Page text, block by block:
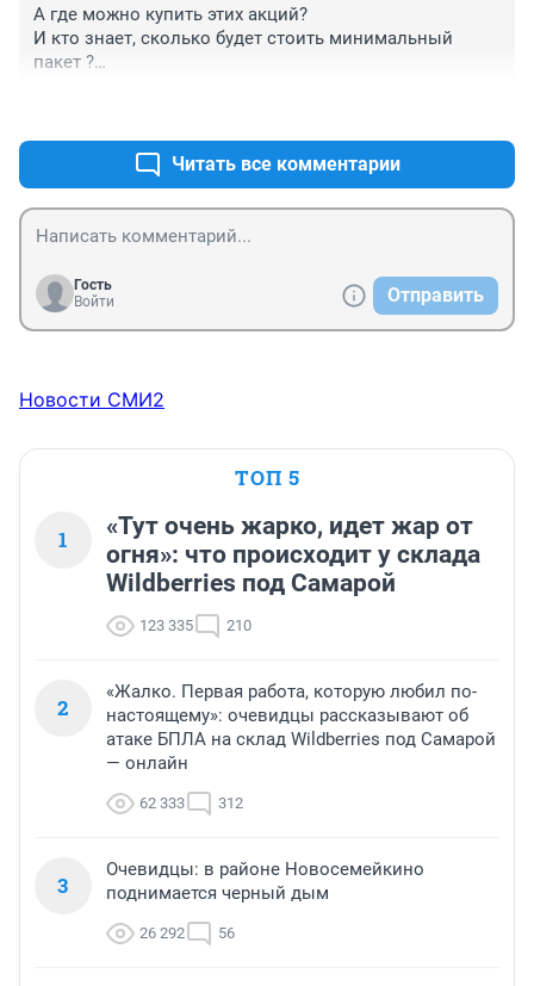
А где можно купить этих акций?
И кто знает, сколько будет стоить минимальный
пакет ?
Читать все комментарии
Гость
Войти
Отправить
Новости СМИ2
ТОП 5
1
«Тут очень жарко, идет жар от
огня»: что происходит у склада
Wildberries под Самарой
123 335 210
2
«Жалко. Первая работа, которую любил по-
настоящему»: очевидцы рассказывают об
атаке БПЛА на склад Wildberries под Самарой
— онлайн
62 333 312
3
Очевидцы: в районе Новосемейкино
поднимается черный дым
26 292 56